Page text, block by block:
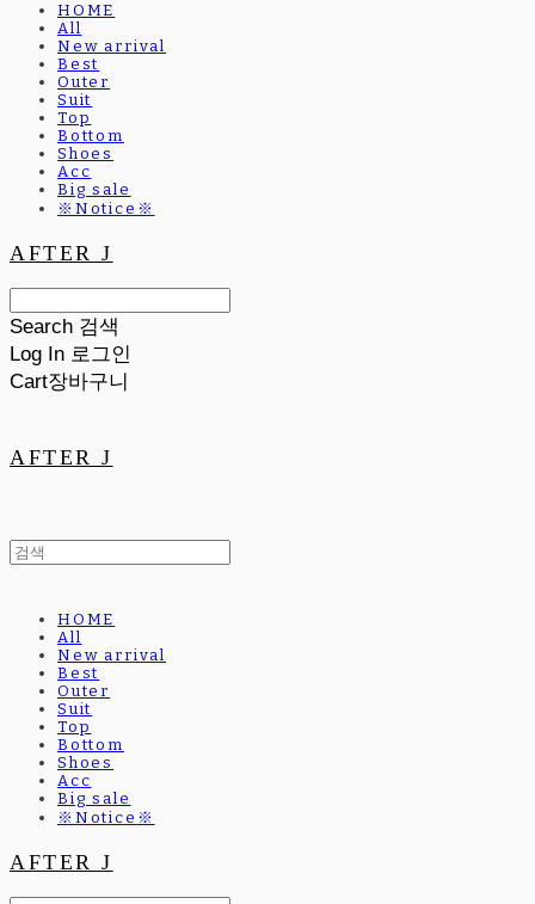
HOME
All
New arrival
Best
Outer
Suit
Top
Bottom
Shoes
Acc
Big sale
※Notice※
AFTER J
Search 검색
Log In 로그인
Cart장바구니
AFTER J
HOME
All
New arrival
Best
Outer
Suit
Top
Bottom
Shoes
Acc
Big sale
※Notice※
AFTER J